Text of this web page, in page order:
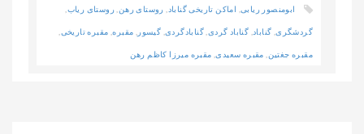
ابومنصور ریابی اماکن تاریخی گناباد روستای رهن ,روستای ریاب
گردشگری, گناباد گناباد گردی ,گنابادگردی گیسور مقبره, مقبره تاریخی
مقبره جغتین مقبره سعیدی, مقبره میرزا کاظم رهن